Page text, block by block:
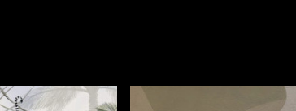
sofisticat, conceput pentru interioare
REACH